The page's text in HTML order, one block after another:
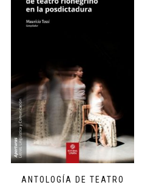
ANTOLOGÍA DE TEATRO